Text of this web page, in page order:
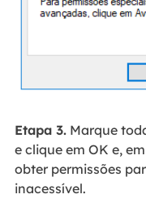
Etapa 3.Marque
e clique em OK e,
obter permissões
inacessível.